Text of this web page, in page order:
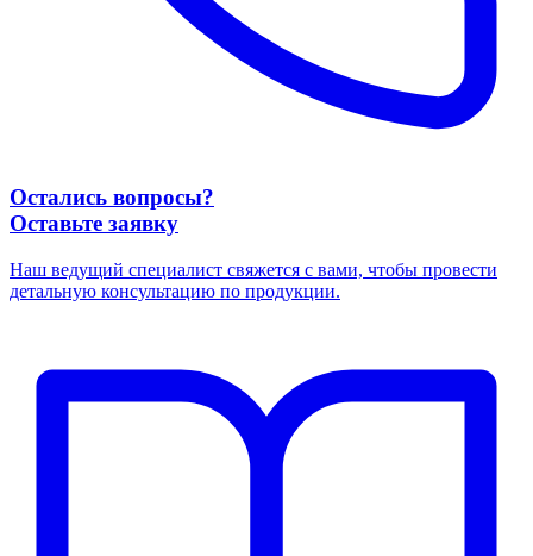
Остались вопросы?
Оставьте заявку
Наш ведущий специалист свяжется с вами, чтобы провести
детальную консультацию по продукции.